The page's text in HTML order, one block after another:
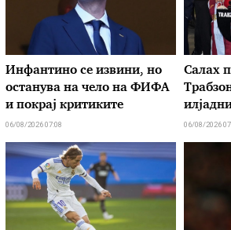
Инфантино се извини, но
останува на чело на ФИФА
и покрај критиките
06/08/2026 07:08
Салах
06/08/2026